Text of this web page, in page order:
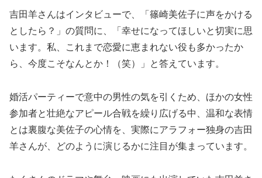
吉田羊さんはインタビューで、「篠崎美佐子に声をかける
としたら？」の質問に、「幸せになってほしいと切実に思
います。私、これまで恋愛に恵まれない役も多かったか
ら、今度こそなんとか！（笑）」と答えています。
婚活パーティーで意中の男性の気を引くため、ほかの女性
参加者と壮絶なアピール合戦を繰り広げる中、温和な表情
とは裏腹な美佐子の心情を、実際にアラフォー独身の吉田
羊さんが、どのように演じるかに注目が集まっています。